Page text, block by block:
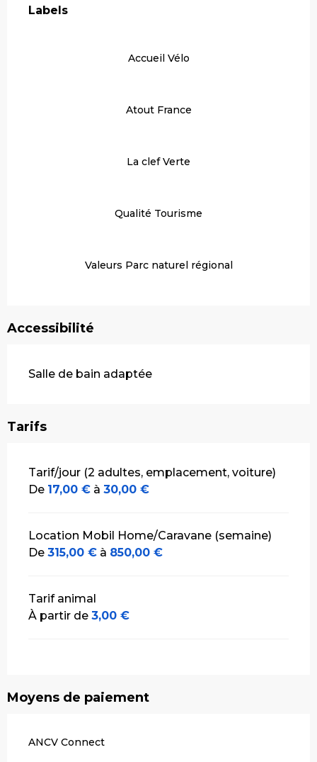
Labels
Labels
Accueil Vélo
Atout France
La clef Verte
Qualité Tourisme
Valeurs Parc naturel régional
Accessibilité
Salle de bain adaptée
Tarifs
Tarifs 2026
Tarif/jour (2 adultes, emplacement, voiture)
De 17,00 € à 30,00 €
Location Mobil Home/Caravane (semaine)
De 315,00 € à 850,00 €
Tarif animal
À partir de 3,00 €
Moyens de paiement
ANCV Connect